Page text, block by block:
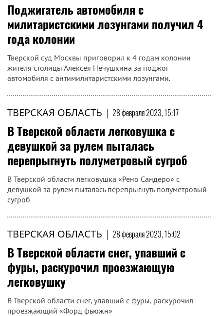
Поджигатель автомобиля с
милитаристскими лозунгами получил 4
года колонии
Тверской суд Москвы приговорил к 4 годам колонии
жителя столицы Алексея Нечушкина за поджог
автомобиля с антимилитаристскими лозунгами.
ТВЕРСКАЯ ОБЛАСТЬ | 28 февраля 2023, 15:17
В Тверской области легковушка с
девушкой за рулем пыталась
перепрыгнуть полуметровый сугроб
В Тверской области легковушка «Рено Сандеро» с
девушкой за рулем пыталась перепрыгнуть полуметровый
сугроб
ТВЕРСКАЯ ОБЛАСТЬ | 28 февраля 2023, 15:02
В Тверской области снег, упавший с
фуры, раскурочил проезжающую
легковушку
В Тверской области снег, упавший с фуры, раскурочил
проезжающий «Форд фьюжн»